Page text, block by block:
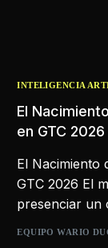
INTELIGENCIA
El
en GTC 2026
El Nacimiento
GTC 2026 El
presenciar un
EQUIPO WARIO